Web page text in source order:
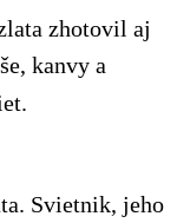
zhotovil aj
kanvy a
Svietnik, jeho